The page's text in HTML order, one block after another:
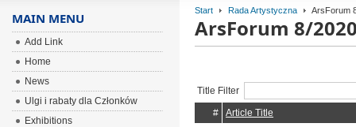
Start Rada Artystyczna ArsForum
ArsForum 8/
Title Filter
#
Article Title
MAIN MENU
Add Link
Home
News
Ulgi i rabaty dla Członków
Exhibitions